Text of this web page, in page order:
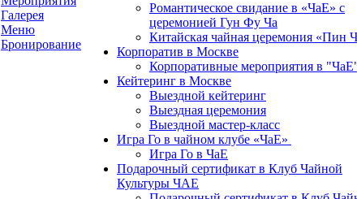
Галерея
Меню
Бронирование
Романтическое свидание в «ЧаЕ» с
церемонией Гун Фу Ча
Китайская чайная церемония «Пин
Корпоратив в Москве
Корпоративные мероприятия в
Кейтеринг в Москве
Выездной кейтеринг
Выездная церемония
Выездной мастер-класс
Игра Го в чайном клубе «ЧаЕ»
Игра Го в ЧаЕ
Подарочный сертификат в Клуб Чайной
Культуры ЧАЕ